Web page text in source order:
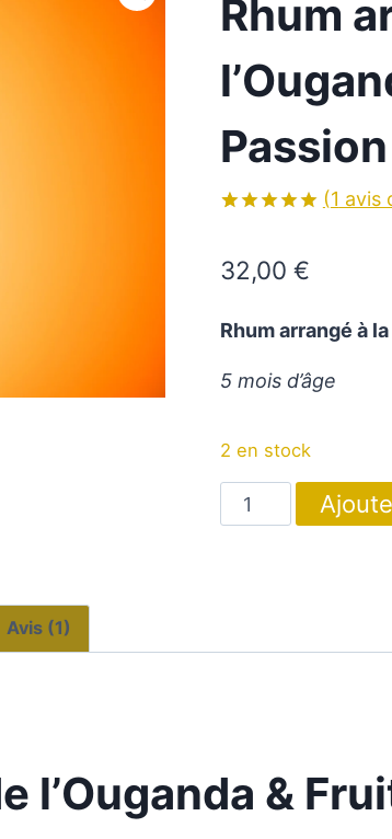
Rhum
Passion
sur notation
client
(1 avis
32,00 €
Rhum arrangé à
5 mois d’âge
2 en stock
quantité
de
la
et
au
Avis (1)
l’Ouganda &